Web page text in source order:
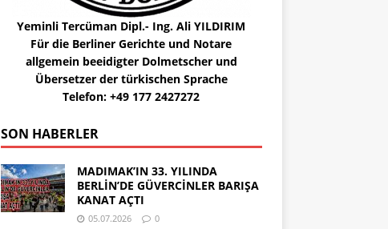
Yeminli Tercüman Dipl.- Ing. Ali YILDIRIM
Für die Berliner Gerichte und Notare
allgemein beeidigter Dolmetscher und
Übersetzer der türkischen Sprache
Telefon: +49 177 2427272
SON HABERLER
MADIMAK’IN 33. YILINDA
BERLİN’DE GÜVERCİNLER BARIŞA
KANAT AÇTI
05.07.2026 0